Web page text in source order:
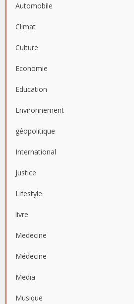
Automobile
Climat
Culture
Economie
Education
Environnement
géopolitique
International
Justice
Lifestyle
livre
Medecine
Médecine
Media
Musique